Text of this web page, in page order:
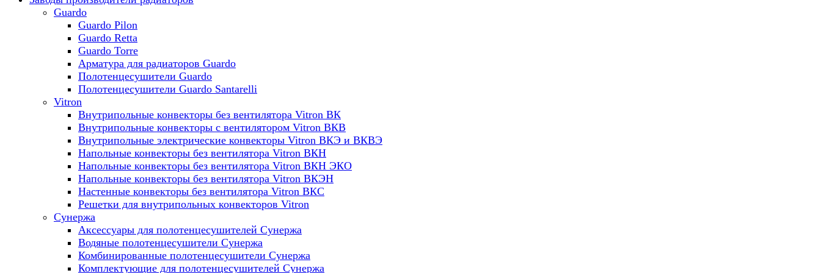
Guardo
Guardo Pilon
Guardo Retta
Guardo Torre
Арматура для радиаторов Guardo
Полотенцесушители Guardo
Полотенцесушители Guardo Santarelli
Vitron
Внутрипольные конвекторы без вентилятора Vitron ВК
Внутрипольные конвекторы с вентилятором Vitron ВКВ
Внутрипольные электрические конвекторы Vitron ВКЭ и ВКВЭ
Напольные конвекторы без вентилятора Vitron ВКН
Напольные конвекторы без вентилятора Vitron ВКН ЭКО
Напольные конвекторы без вентилятора Vitron ВКЭН
Настенные конвекторы без вентилятора Vitron ВКС
Решетки для внутрипольных конвекторов Vitron
Сунержа
Аксессуары для полотенцесушителей Сунержа
Водяные полотенцесушители Сунержа
Комбинированные полотенцесушители Сунержа
Комплектующие для полотенцесушителей Сунержа